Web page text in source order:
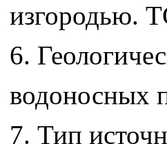
изгородью.
6.
водоносных
7. Тип